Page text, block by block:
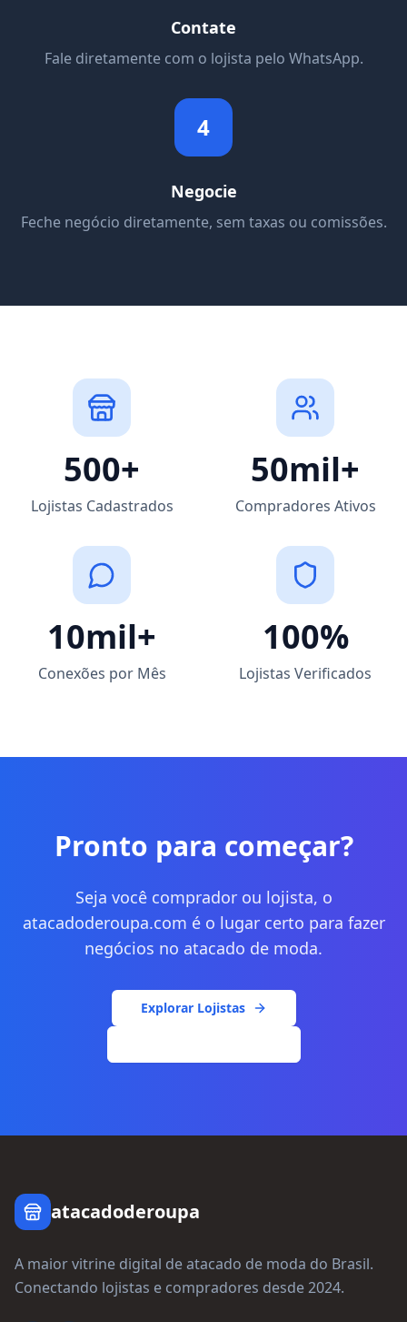
Contate
Fale diretamente com o lojista pelo WhatsApp.
4
Negocie
Feche negócio diretamente, sem taxas ou comissões.
500+
Lojistas Cadastrados
50mil+
Compradores Ativos
10mil+
Conexões por Mês
100%
Lojistas Verificados
Pronto para começar?
Seja você comprador ou lojista, o
atacadoderoupa.com é o lugar certo para fazer
negócios no atacado de moda.
Explorar Lojistas
atacadoderoupa
A maior vitrine digital de atacado de moda do Brasil.
Conectando lojistas e compradores desde 2024.